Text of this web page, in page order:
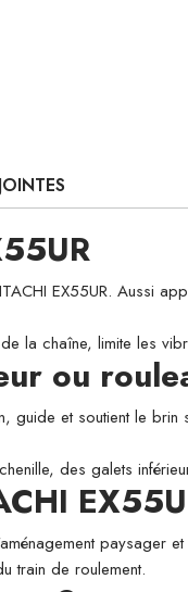
EX55UR. Aussi
la chaîne, limite les
ou
et soutient le
des galets
paysager
train de roulement.